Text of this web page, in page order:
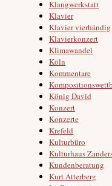
Klangwerkstatt
Klavier
Klavier vierhändig
Klavierkonzert
Klimawandel
Köln
Kommentare
König David
Konzert
Konzerte
Krefeld
Kulturbüro
Kulturhaus
Kundenberatung
Kurt Atterberg